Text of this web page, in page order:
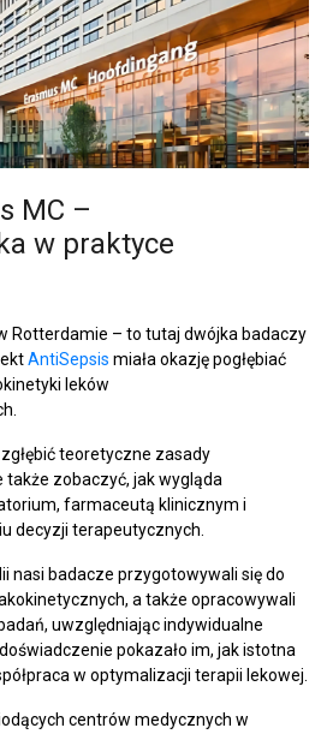
MC –
w praktyce
Rotterdamie – to tutaj dwójka badaczy
AntiSepsis miała okazję pogłębiać
leków
teoretyczne zasady
zobaczyć, jak wygląda
farmaceutą klinicznym i
decyzji terapeutycznych.
nasi badacze przygotowywali się do
a także opracowywali
uwzględniając indywidualne
pokazało im, jak istotna
w optymalizacji terapii lekowej.
centrów medycznych w